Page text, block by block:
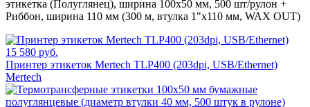
этикетка (Полуглянец), ширина 100х50 мм, 500 шт/рулон +
Риббон, ширина 110 мм (300 м, втулка 1"x110 мм, WAX OUT)
15 580 руб.
Принтер этикеток Mertech TLP400 (203dpi, USB/Ethernet)
Mertech